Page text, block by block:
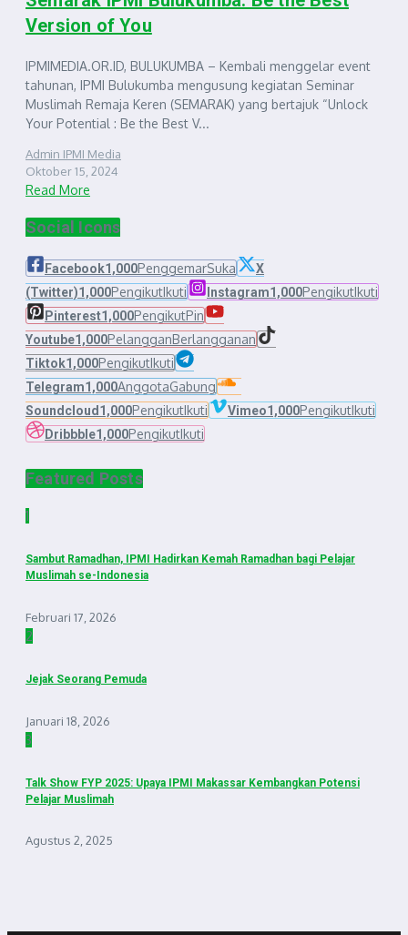
Version of You
IPMIMEDIA.OR.ID, BULUKUMBA – Kembali menggelar event
tahunan, IPMI Bulukumba mengusung kegiatan Seminar
Muslimah Remaja Keren (SEMARAK) yang bertajuk “Unlock
Your Potential : Be the Best V...
Admin IPMI Media
Oktober 15, 2024
Read More
Social Icons
Facebook1,000PenggemarSuka
X
(Twitter)1,000PengikutIkuti Instagram1,000PengikutIkuti
Pinterest1,000PengikutPin
Youtube1,000PelangganBerlangganan
Tiktok1,000PengikutIkuti
Telegram1,000AnggotaGabung
Soundcloud 1,000PengikutIkuti Vimeo1,000PengikutIkuti
Dribbble1,000PengikutIkuti
Featured Posts
1
Sambut Ramadhan, IPMI Hadirkan Kemah Ramadhan bagi Pelajar
Muslimah se-Indonesia
Februari 17, 2026
2
Jejak Seorang Pemuda
Januari 18, 2026
3
Talk Show FYP 2025: Upaya IPMI Makassar Kembangkan Potensi
Pelajar Muslimah
Agustus 2, 2025